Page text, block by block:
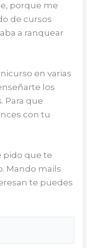
porque me
de cursos
a ranquear
en varias
los
Para que
con tu
pido que te
Mando mails
te puedes